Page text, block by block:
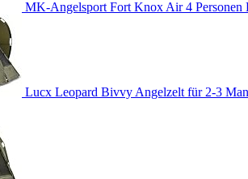
MK-Angelsport Fort Knox Air 4 Personen
Lucx Leopard Bivvy Angelzelt für 2-3